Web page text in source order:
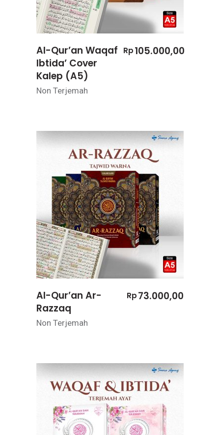
Al-Qur’an Waqaf
Ibtida’ Cover
Kalep (A5)
Rp105.000,00
Non Terjemah
Al-Qur’an Ar-
Razzaq
Rp73.000,00
Non Terjemah